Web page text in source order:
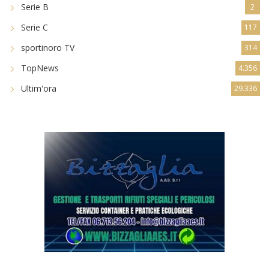
Serie B 2
Serie C 117
sportinoro TV 314
TopNews 4.356
Ultim'ora 29.336